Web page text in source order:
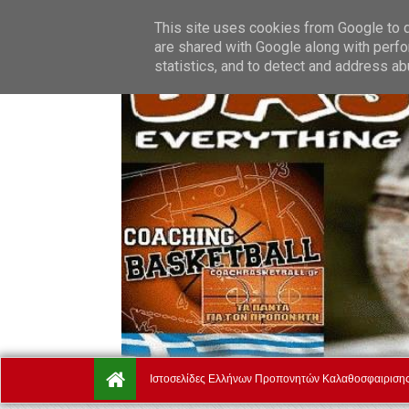
Thursday, August 6. Ποιοί Είμαστε Όροι
Ιστοσελίδες Ελλήνων Προπονητών Καλαθοσφαιρισης
This site uses cookies from Google to
are shared with Google along with
statistics, and to detect and address